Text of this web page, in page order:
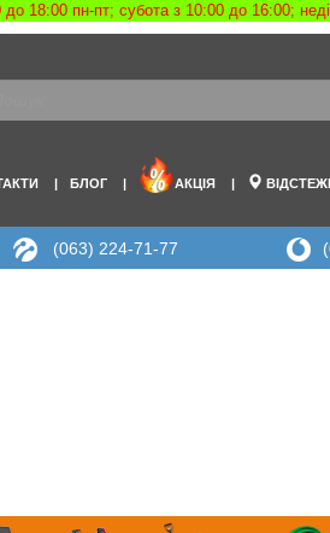
18:00 пн-пт; субота з 10:00 до 16:00;
БЛОГ АКЦІЯ
(063) 224-71-77